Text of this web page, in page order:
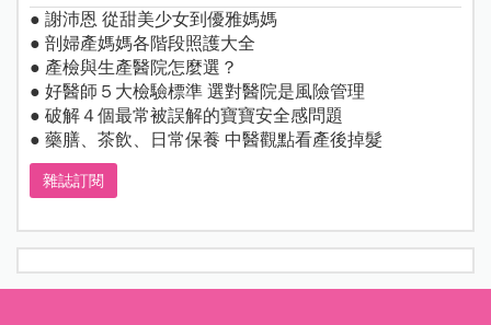
● 謝沛恩 從甜美少女到優雅媽媽
● 剖婦產媽媽各階段照護大全
● 產檢與生產醫院怎麼選？
● 好醫師５大檢驗標準 選對醫院是風險管理
● 破解４個最常被誤解的寶寶安全感問題
● 藥膳、茶飲、日常保養 中醫觀點看產後掉髮
雜誌訂閱